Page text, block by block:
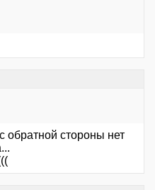
обратной стороны нет